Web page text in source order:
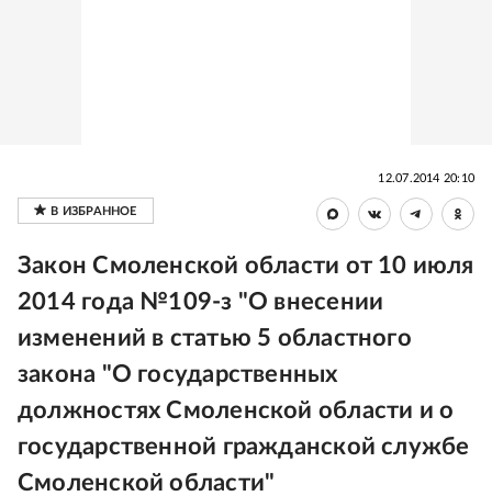
12.07.2014 20:10
Закон Смоленской области от 10 июля
2014 года №109-з "О внесении
изменений в статью 5 областного
закона "О государственных
должностях Смоленской области и о
государственной гражданской службе
Смоленской области"